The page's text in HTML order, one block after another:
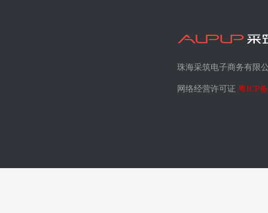
珠海采筑电子商务有限
网络经营许可证 粤ICP